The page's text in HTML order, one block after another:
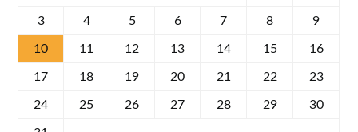
3 4 5 6 7 8 9
10 11 12 13 14 15 16
17 18 19 20 21 22 23
24 25 26 27 28 29 30